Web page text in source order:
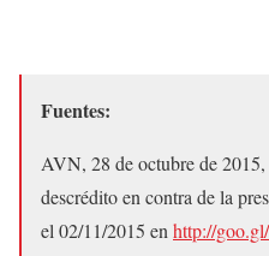
Fuentes:
AVN, 28 de octubre de
descrédito en contra de la
el 02/11/2015 en http://